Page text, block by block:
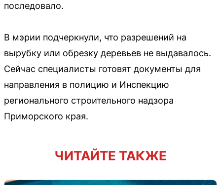
последовало.
В мэрии подчеркнули, что разрешений на
вырубку или обрезку деревьев не выдавалось.
Сейчас специалисты готовят документы для
направления в полицию и Инспекцию
регионального строительного надзора
Приморского края.
ЧИТАЙТЕ ТАКЖЕ